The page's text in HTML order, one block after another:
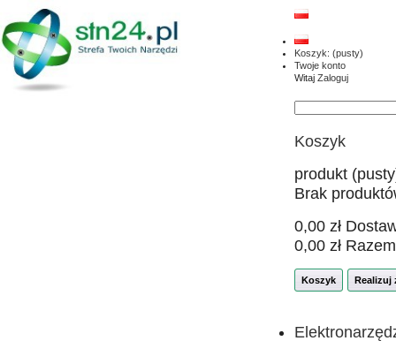
Koszyk: (pusty)
Twoje konto
Witaj Zaloguj
Koszyk
produkt
Brak
0,00 zł
0,00 zł Razem
Koszyk Realizuj